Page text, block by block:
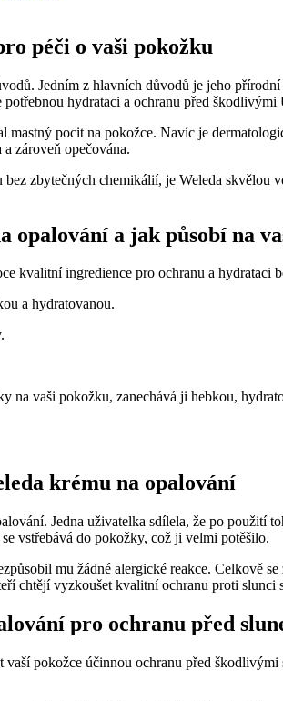
péči o vaši pokožku
Jedním z hlavních důvodů je jeho
hydrataci a ochranu před škodlivými
mastný pocit na pokožce. Navíc je
zároveň opečována.
zbytečných chemikálií, je Weleda
opalování a jak působí na
kvalitní ingredience pro ochranu a hydrataci
a hydratovanou.
vaši pokožku, zanechává ji hebkou,
krému na opalování
Jedna uživatelka sdílela, že po použití
vstřebává do pokožky, což ji velmi potěšilo.
mu žádné alergické reakce. Celkově
chtějí vyzkoušet kvalitní ochranu proti
pro ochranu před
pokožce účinnou ochranu před